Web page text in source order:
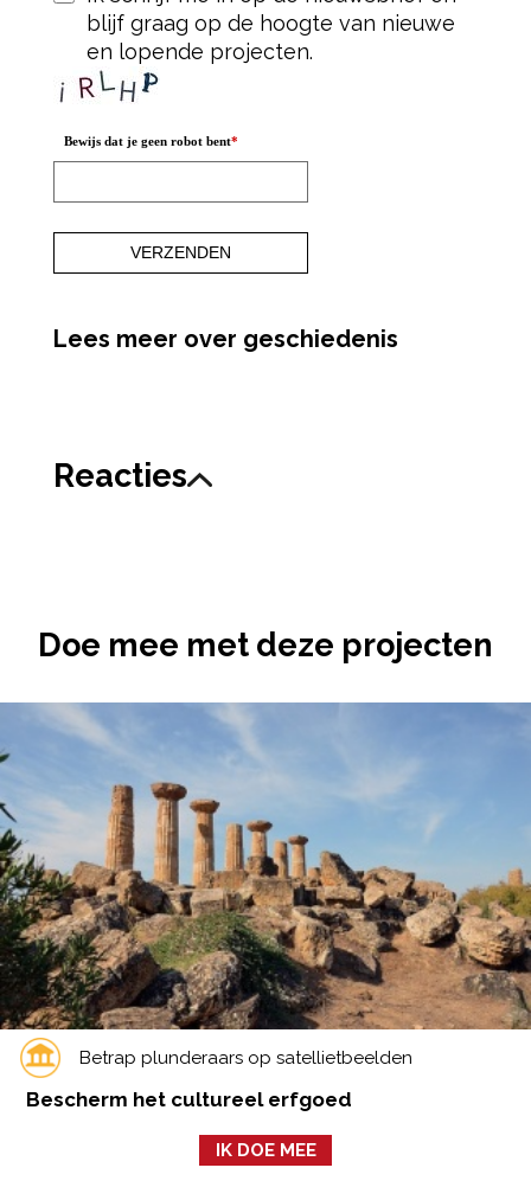
blijf graag op de hoogte van nieuwe
en lopende projecten.
Bewijs dat je geen robot bent*
Lees meer over geschiedenis
Reacties
Doe mee met deze projecten
Betrap plunderaars op satellietbeelden
Bescherm het cultureel erfgoed
IK DOE MEE